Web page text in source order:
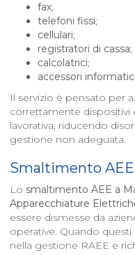
fax;
telefoni fissi;
cellulari;
registratori di cassa;
calcolatrici;
accessori
Il servizio è pensato per
correttamente dispositivi
lavorativa, riducendo
gestione non adeguata.
Smaltimento AEE
Lo smaltimento AEE a
Apparecchiature
essere dismesse da
operative. Quando
nella gestione RAEE e